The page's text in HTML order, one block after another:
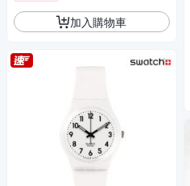
加入購物車